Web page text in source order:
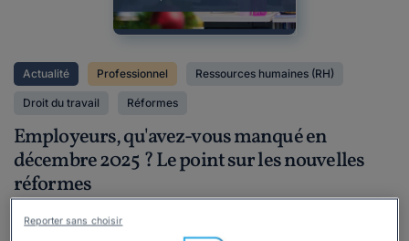
Actualité Professionnel Ressources humaines (RH)
Droit du travail Réformes
Employeurs, qu'avez-vous manqué en
décembre 2025 ? Le point sur les nouvelles
réformes
Reporter sans choisir